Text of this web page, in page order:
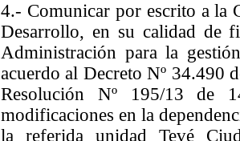
4.- Comunicar por escrito a la
Desarrollo, en su calidad de
Administración para la
acuerdo al Decreto Nº 34.490
Resolución Nº 195/13 de
modificaciones en la
la referida unidad Tevé